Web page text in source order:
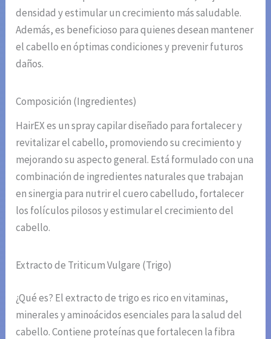
densidad y estimular un crecimiento más saludable.
Además, es beneficioso para quienes desean mantener
el cabello en óptimas condiciones y prevenir futuros
daños.
Composición (Ingredientes)
HairEX es un spray capilar diseñado para fortalecer y
revitalizar el cabello, promoviendo su crecimiento y
mejorando su aspecto general. Está formulado con una
combinación de ingredientes naturales que trabajan
en sinergia para nutrir el cuero cabelludo, fortalecer
los folículos pilosos y estimular el crecimiento del
cabello.
Extracto de Triticum Vulgare (Trigo)
¿Qué es? El extracto de trigo es rico en vitaminas,
minerales y aminoácidos esenciales para la salud del
cabello. Contiene proteínas que fortalecen la fibra